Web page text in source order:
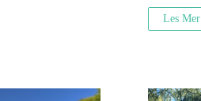
Les Mer